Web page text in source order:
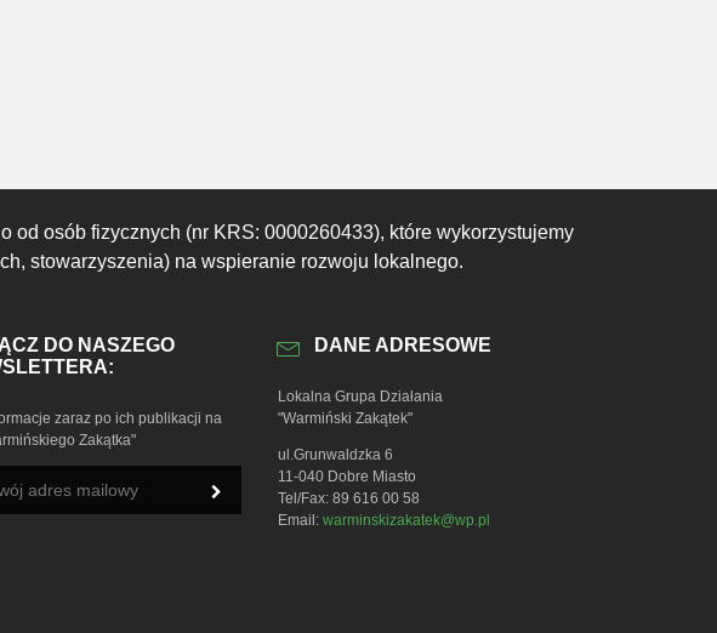
osób fizycznych (nr KRS: 0000260433), które wykorzystujemy
stowarzyszenia) na wspieranie rozwoju lokalnego.
DO NASZEGO
zaraz po ich publikacji na
Zakątka"
DANE ADRESOWE
Lokalna Grupa Działania
"Warmiński Zakątek"
ul.Grunwaldzka 6
11-040 Dobre Miasto
Tel/Fax: 89 616 00 58
Email: warminskizakatek@wp.pl